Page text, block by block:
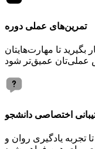
تمرین‌های عملی دوره
بگیرید تا مهارت‌هایتان
اختصاصی دانشجو
تجربه یادگیری روان و